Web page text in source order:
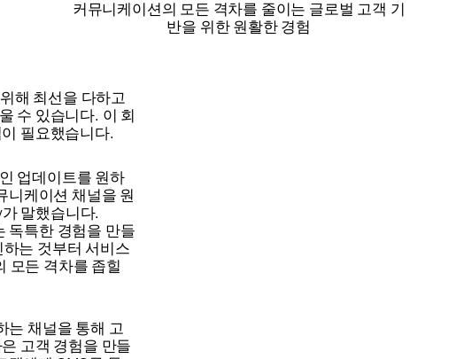
커뮤니케이션의 모든 격차를 줄이는 글로벌 고객 기
반을 위한 원활한 경험
해 최선을 다하고
수 있습니다. 이 회
필요했습니다.
업데이트를 원하
니케이션 채널을 원
말했습니다.
독특한 경험을 만들
는 것부터 서비스
모든 격차를 좁힐
는 채널을 통해 고
고객 경험을 만들